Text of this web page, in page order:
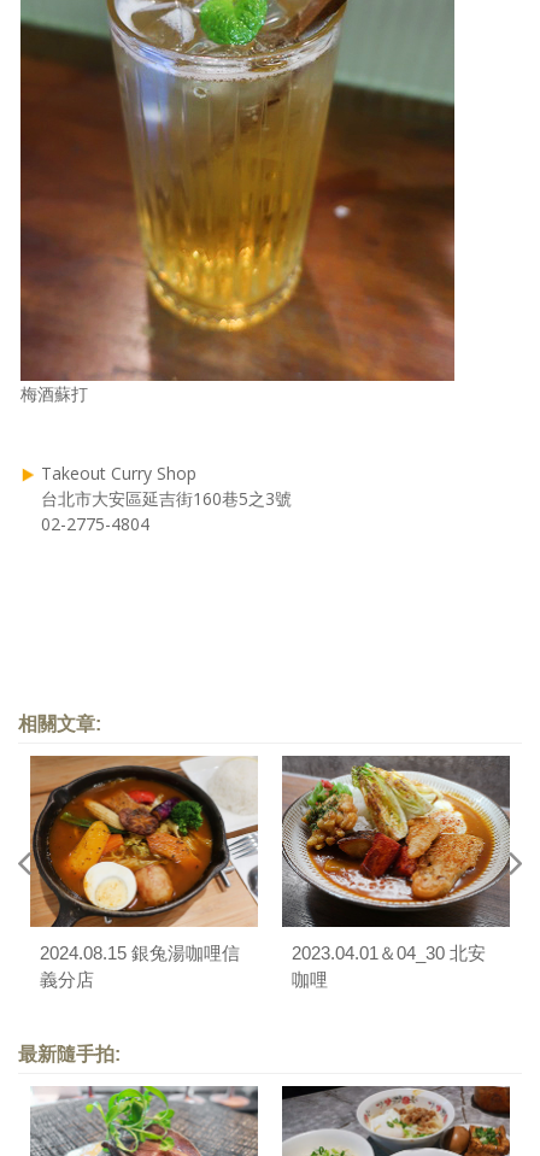
梅酒蘇打
Takeout Curry Shop
台北市大安區延吉街160巷5之3號
02-2775-4804
相關文章:
2024.08.15 銀兔湯咖哩信
義分店
2023.04.01＆04_30 北安
咖哩
最新隨手拍: